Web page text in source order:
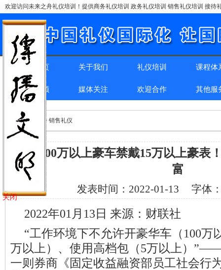
欢迎访问未来之舟礼仪培训！提供商务礼仪培训 政务礼仪培训 销售礼仪培训 接
网站首页 关于我们 礼仪培训 课程体
精彩回顾 媒体关注 欢迎合作 其他服
位置：首页 > > 销售礼仪
禁开100万以上豪车禁戴15万以上豪表
富
发表时间： 2022-01-13 字体
2022年01月13日 来源：财联社
“工作环境下不允许开豪华车（100万
万以上）、使用高档包（5万以上）
一则券商《固定收益融资部员工社会行
关闭